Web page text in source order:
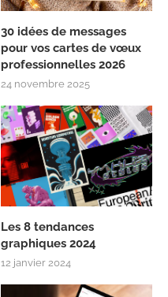
30 idées de messages
pour vos cartes de vœux
professionnelles 2026
24 novembre 2025
Les 8 tendances
graphiques 2024
12 janvier 2024